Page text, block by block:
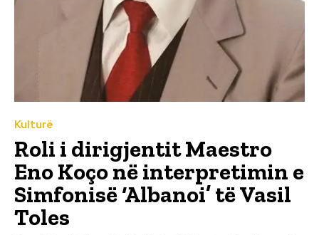
Kulturë
Roli i dirigjentit Maestro
Eno Koço në interpretimin e
Simfonisë ‘Albanoi’ të Vasil
Toles